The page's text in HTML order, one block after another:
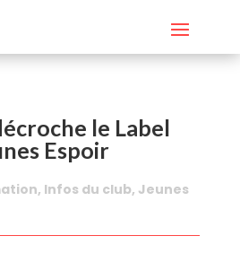
le Label
Espoir
, Infos du club, Jeunes